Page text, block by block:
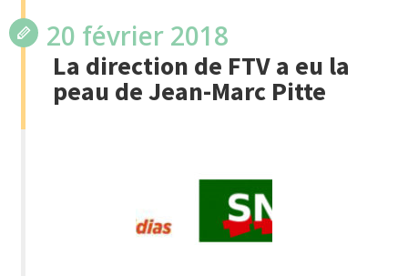
20 février 2018
La direction de FTV a eu la
peau de Jean-Marc Pitte